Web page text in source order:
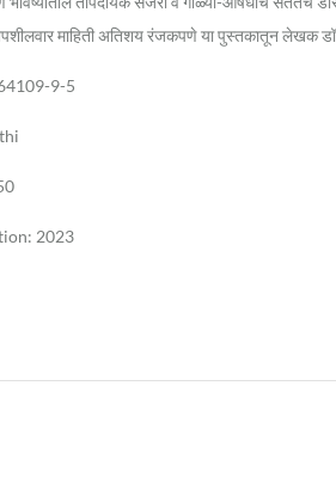
माहिती अतिशय रंजकपणे या पुस्तकातून लेखक डॉ.
9-5
2023